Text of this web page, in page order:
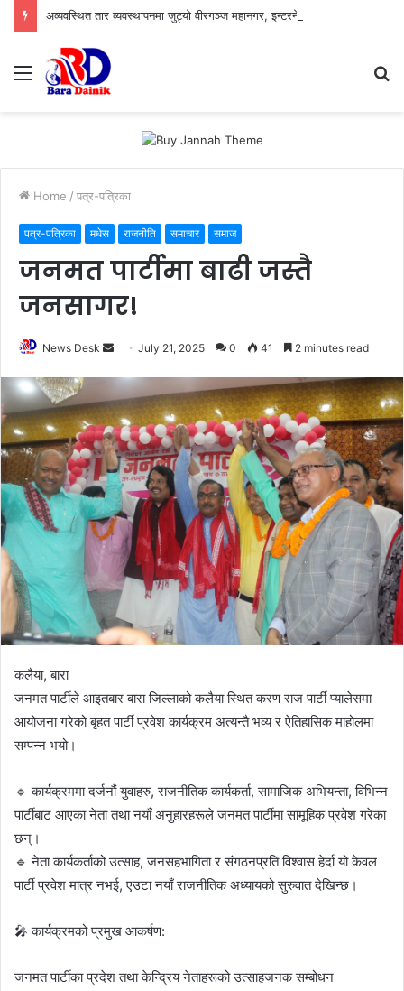
Menu
Home / पत्र-पत्रिका
पत्र-पत्रिका मधेस राजनीति समाचार समाज
जनमत पार्टीमा बाढी जस्तै
जनसागर!
News Desk
n
d
a
n
e
m
a
July 21, 2025 0 41 2 minutes read
कलैया, बारा
जनमत पार्टीले आइतबार बारा जिल्लाको कलैया स्थित करण राज पार्टी प्यालेसमा
आयोजना गरेको बृहत पार्टी प्रवेश कार्यक्रम अत्यन्तै भव्य र ऐतिहासिक माहोलमा
सम्पन्न भयो।
🔹 कार्यक्रममा दर्जनौं युवाहरु, राजनीतिक कार्यकर्ता, सामाजिक अभियन्ता, विभिन्न
पार्टीबाट आएका नेता तथा नयाँ अनुहारहरूले जनमत पार्टीमा सामूहिक प्रवेश गरेका
छन्।
🔹 नेता कार्यकर्ताको उत्साह, जनसहभागिता र संगठनप्रति विश्वास हेर्दा यो केवल
पार्टी प्रवेश मात्र नभई, एउटा नयाँ राजनीतिक अध्यायको सुरुवात देखिन्छ।
🎤 कार्यक्रमको प्रमुख आकर्षण:
जनमत पार्टीका प्रदेश तथा केन्द्रिय नेताहरूको उत्साहजनक सम्बोधन